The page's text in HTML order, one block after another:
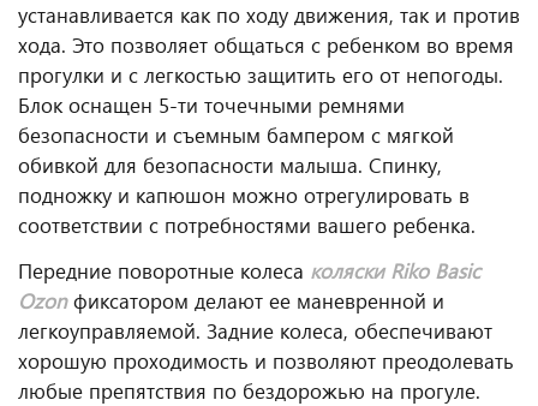
устанавливается как по ходу движения, так и против
хода. Это позволяет общаться с ребенком во время
прогулки и с легкостью защитить его от непогоды.
Блок оснащен 5-ти точечными ремнями
безопасности и съемным бампером с мягкой
обивкой для безопасности малыша. Спинку,
подножку и капюшон можно отрегулировать в
соответствии с потребностями вашего ребенка.
Передние поворотные колеса коляски Riko Basic
Ozon фиксатором делают ее маневренной и
легкоуправляемой. Задние колеса, обеспечивают
хорошую проходимость и позволяют преодолевать
любые препятствия по бездорожью на прогуле.